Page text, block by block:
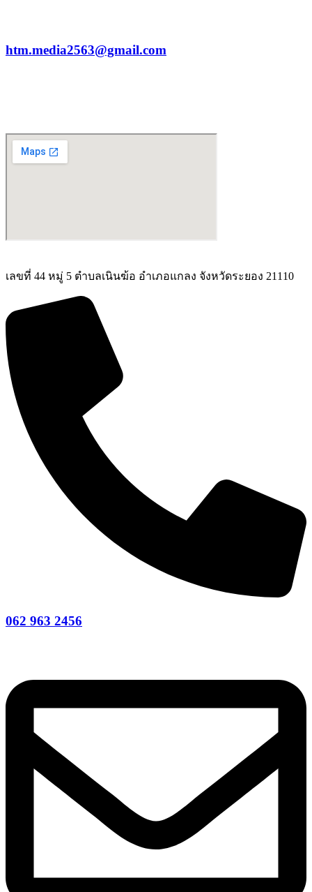
htm.media2563@gmail.com
เลขที่ 44 หมู่ 5 ตำบลเนินฆ้อ อำเภอแกลง จังหวัดระยอง 21110
062 963 2456